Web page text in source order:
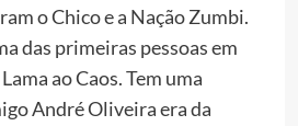
o Chico e a Nação Zumbi.
das primeiras pessoas em
ao Caos. Tem uma
André Oliveira era da